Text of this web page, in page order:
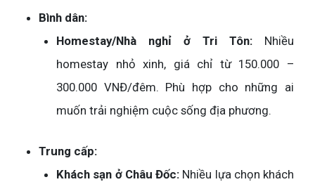
Bình dân:
Homestay/Nhà nghỉ ở Tri Tôn: Nhiều
homestay nhỏ xinh, giá chỉ từ 150.000 –
300.000 VNĐ/đêm. Phù hợp cho những ai
muốn trải nghiệm cuộc sống địa phương.
Trung cấp:
Khách sạn ở Châu Đốc: Nhiều lựa chọn khách